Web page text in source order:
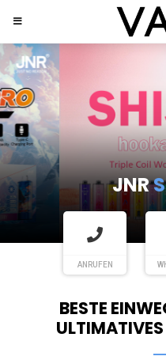
JNR
ANRUFEN
BESTE